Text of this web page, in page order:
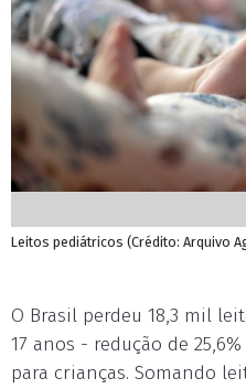
Leitos pediátricos (Crédito: Arquivo
O Brasil perdeu 18,3 mil
17 anos - redução de
para crianças. Somando